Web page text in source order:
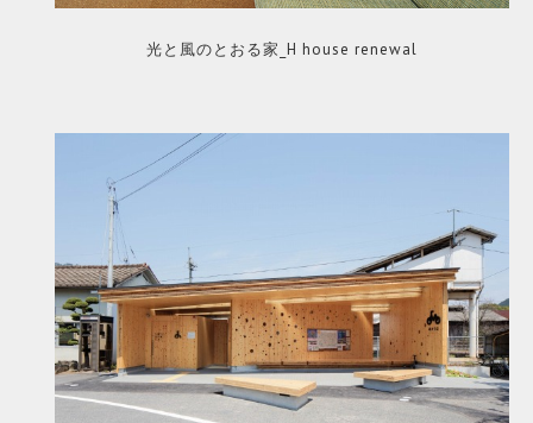
光と風のとおる家_H house renewal